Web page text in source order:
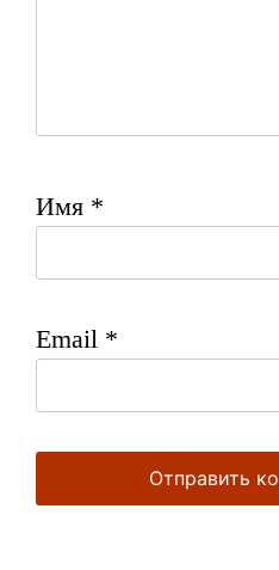
Имя *
Email *